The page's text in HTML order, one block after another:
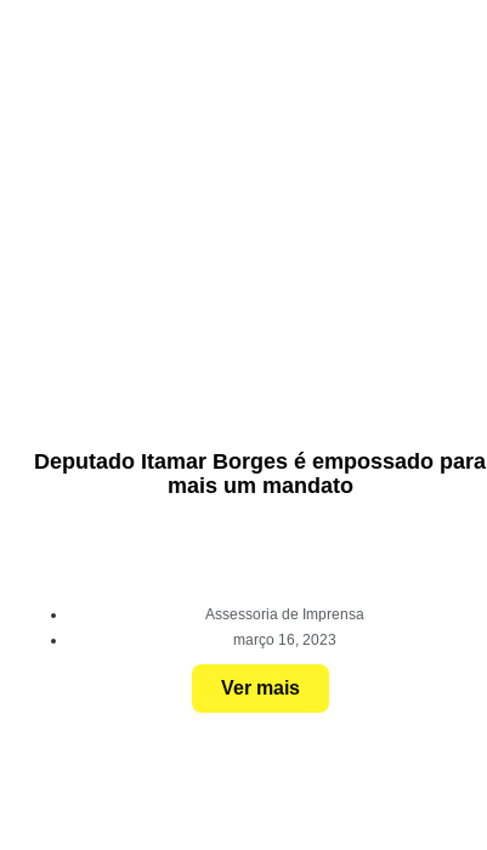
Deputado Itamar Borges é empossado para
mais um mandato
Assessoria de Imprensa
março 16, 2023
Ver mais